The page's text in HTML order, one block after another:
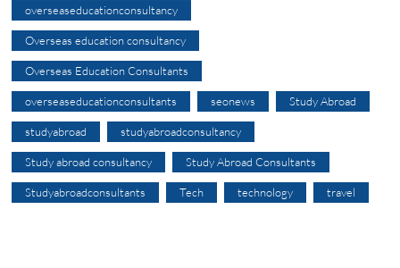
overseaseducationconsultancy
Overseas education consultancy
Overseas Education Consultants
overseaseducationconsultants seonews Study Abroad
studyabroad studyabroadconsultancy
Study abroad consultancy Study Abroad Consultants
Studyabroadconsultants Tech technology travel